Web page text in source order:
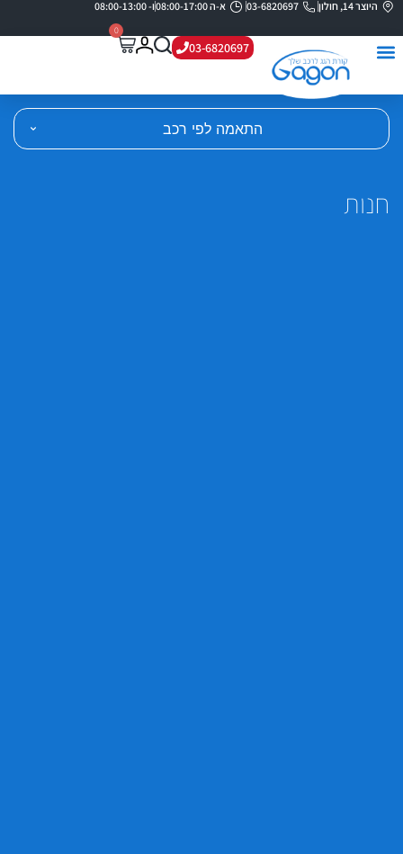
היוצר 14, חולון 03-6820697 א-ה 08:00-17:00 ו- 08:00-13:00
03-6820697
0
התאמה לפי רכב
חנות